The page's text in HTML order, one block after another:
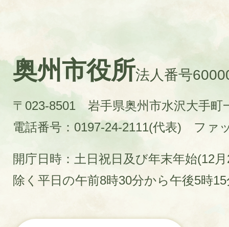
奥州市役所法人番号
〒023-8501 岩手県奥州市水沢大手町
電話番号：0197-24-2111(代表)
ファ
開庁日時：土日祝日及び年末年始(12
除く平日の午前8時30分から午後5時